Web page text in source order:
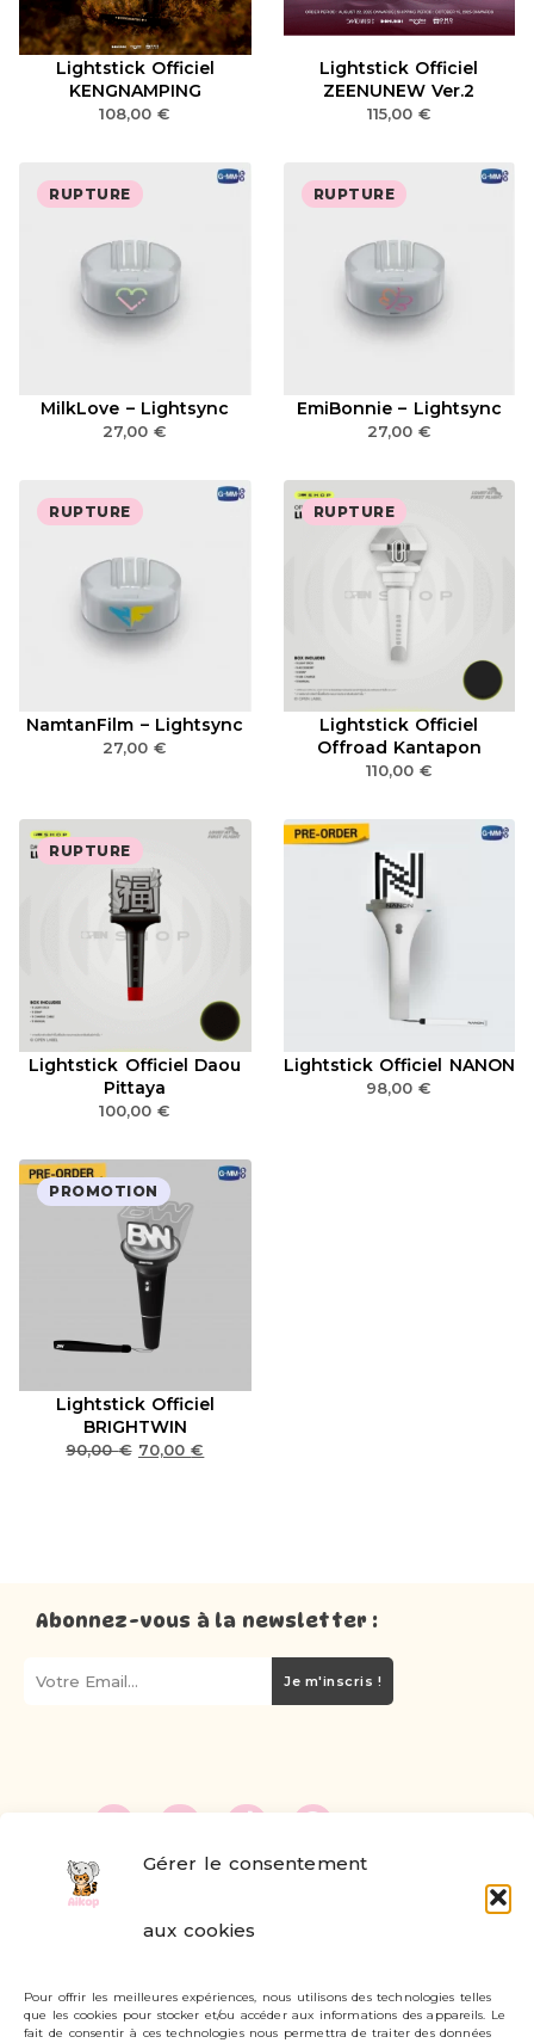
Gérer le consentement
aux cookies
Pour offrir les meilleures expériences, nous utilisons des technologies telles
que les cookies pour stocker et/ou accéder aux informations des appareils. Le
fait de consentir à ces technologies nous permettra de traiter des données
Lightstick Officiel
KENGNAMPING
108,00€
Lightstick Officiel
ZEENUNEW Ver.2
115,00 €
RUPTURE
MilkLove – Lightsync
27,00€
RUPTURE
EmiBonnie – Lightsync
27,00 €
RUPTURE
NamtanFilm – Lightsync
27,00€
RUPTURE
Lightstick Officiel
Offroad Kantapon
110,00 €
RUPTURE
Lightstick Officiel Daou
Pittaya
100,00€
Lightstick Officiel NANON
98,00€
PROMOTION
Lightstick Officiel
BRIGHTWIN
90,00€ 70,00€
Abonnez-vous à la newsletter :
Je m'inscris !
Livraisons et retours